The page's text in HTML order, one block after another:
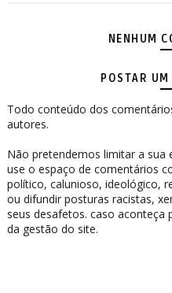
NENHUM
POSTAR
Todo conteúdo dos
autores.
Não pretendemos limitar a sua
use o espaço de comentários
político, calunioso, ideológico,
ou difundir posturas racistas,
seus desafetos. caso aconteça
da gestão do site.